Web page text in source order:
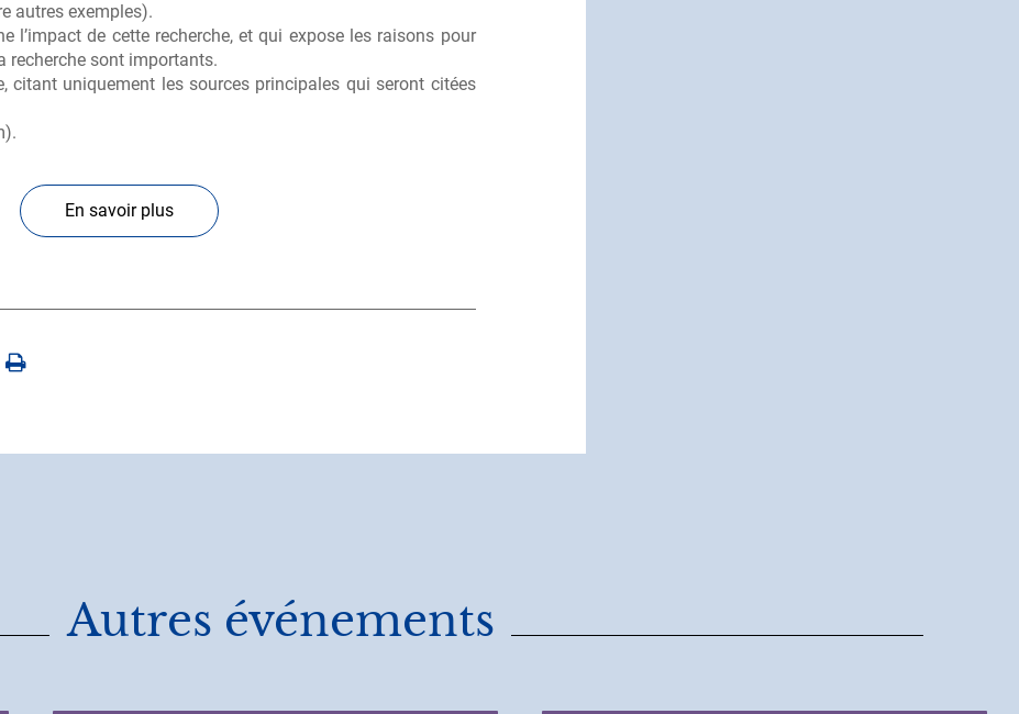
autres exemples).
l’impact de cette recherche, et qui expose les raisons pour
recherche sont importants.
citant uniquement les sources principales qui seront citées
En savoir plus
Autres événements